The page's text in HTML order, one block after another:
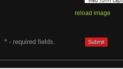
reload image
* - required fields.